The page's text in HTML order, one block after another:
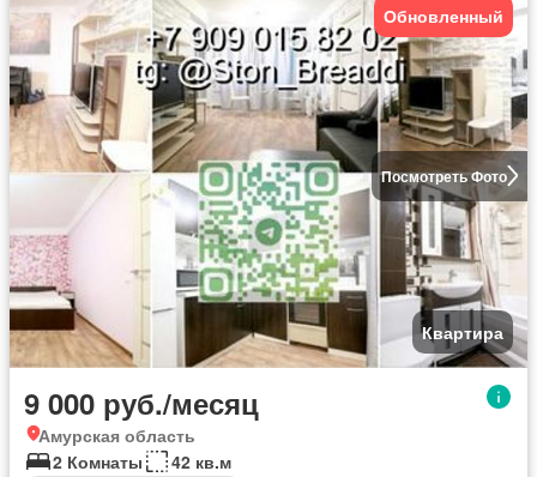
Посмотреть Фото
Обновленный
Квартира
9 000 руб./месяц
Амурская область
2 Комнаты
42 кв.м